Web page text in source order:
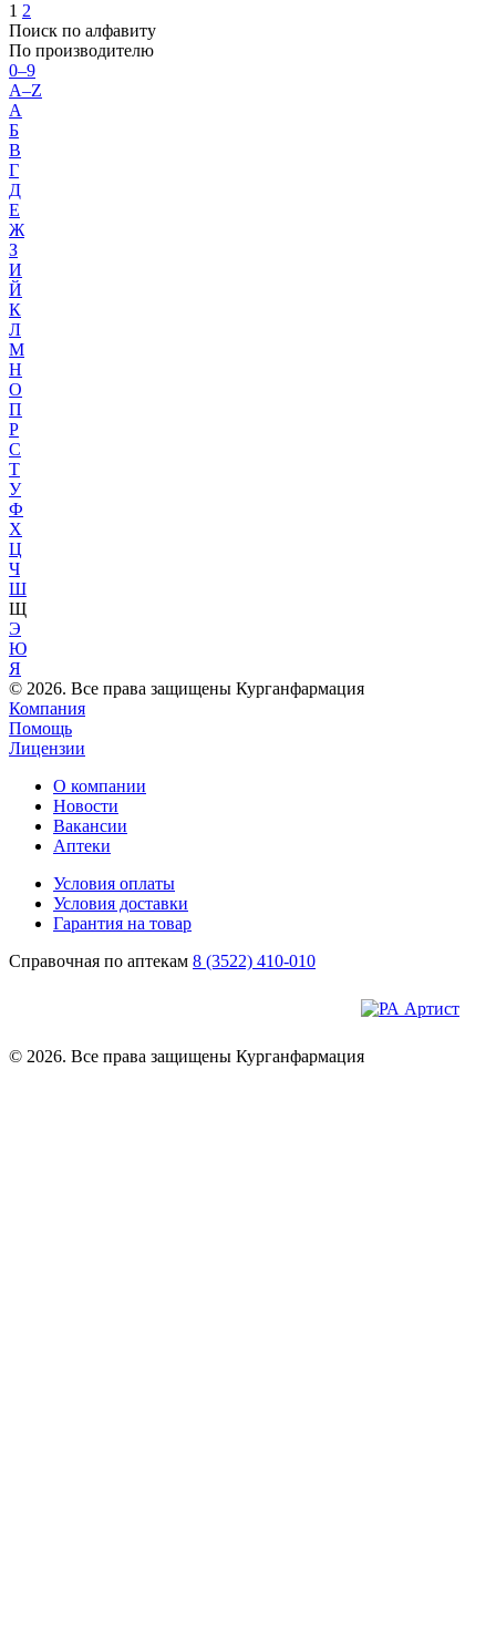
1 2
Поиск по алфавиту
По производителю
0–9
A–Z
А
Б
В
Г
Д
Е
Ж
З
И
Й
К
Л
М
Н
О
П
Р
С
Т
У
Ф
Х
Ц
Ч
Ш
Щ
Э
Ю
Я
© 2026. Все права защищены Курганфармация
Компания
Помощь
Лицензии
О компании
Новости
Вакансии
Аптеки
Условия оплаты
Условия доставки
Гарантия на товар
Справочная по аптекам 8 (3522) 410-010
© 2026. Все права защищены Курганфармация